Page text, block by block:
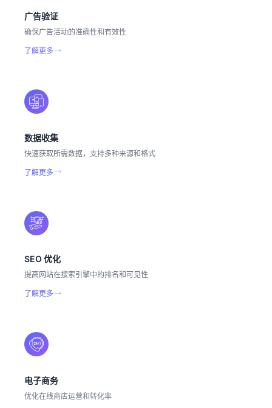
广告验证
确保广告活动的准确性和有效性
了解更多
数据收集
快速获取所需数据，支持多种来源和格式
了解更多
SEO 优化
提高网站在搜索引擎中的排名和可见性
了解更多
电子商务
优化在线商店运营和转化率